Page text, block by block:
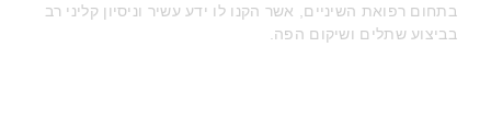
בתחום רפואת השיניים, אשר הקנו לו ידע עשיר וניסיון קליני רב
בביצוע שתלים ושיקום הפה.